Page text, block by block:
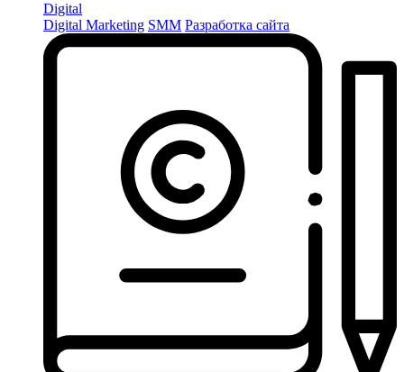
Digital
Digital Marketing SMM Разработка сайта